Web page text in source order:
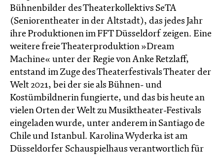
Bühnenbilder des Theaterkollektivs SeTA
(Seniorentheater in der Altstadt), das jedes Jahr
ihre Produktionen im FFT Düsseldorf zeigen. Eine
weitere freie Theaterproduktion »Dream
Machine« unter der Regie von Anke Retzlaff,
entstand im Zuge des Theaterfestivals Theater der
Welt 2021, bei der sie als Bühnen- und
Kostümbildnerin fungierte, und das bis heute an
vielen Orten der Welt zu Musiktheater-Festivals
eingeladen wurde, unter anderem in Santiago de
Chile und Istanbul. Karolina Wyderka ist am
Düsseldorfer Schauspielhaus verantwortlich für